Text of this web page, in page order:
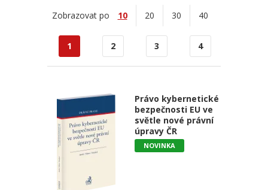
Zobrazovat po 10 20 30 40
1 2 3 4
Právo kybernetické
bezpečnosti EU ve
světle nové právní
úpravy ČR
NOVINKA